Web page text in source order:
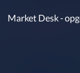
Market Desk -